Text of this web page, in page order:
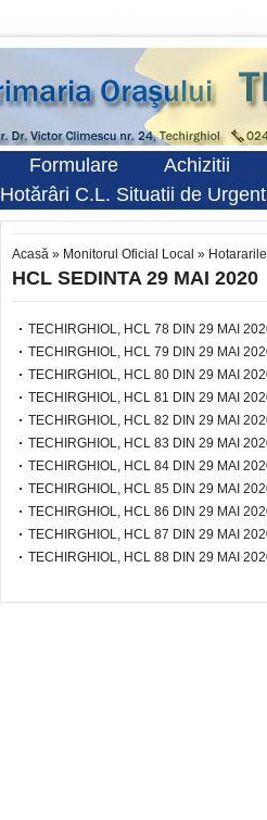
Formulare
Achizitii
Hotărâri C.L. Situatii de
Acasă » Monitorul Oficial Local »
HCL SEDINTA 29 MAI 2020
TECHIRGHIOL, HCL 78 DIN 29 MAI
TECHIRGHIOL, HCL 79 DIN 29 MAI
TECHIRGHIOL, HCL 80 DIN 29 MAI
TECHIRGHIOL, HCL 81 DIN 29 MAI
TECHIRGHIOL, HCL 82 DIN 29 MAI
TECHIRGHIOL, HCL 83 DIN 29 MAI
TECHIRGHIOL, HCL 84 DIN 29 MAI
TECHIRGHIOL, HCL 85 DIN 29 MAI
TECHIRGHIOL, HCL 86 DIN 29 MAI
TECHIRGHIOL, HCL 87 DIN 29 MAI
TECHIRGHIOL, HCL 88 DIN 29 MAI